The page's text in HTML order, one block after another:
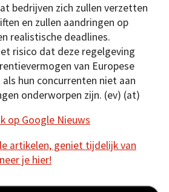
bedrijven zich zullen verzetten
en zullen aandringen op
realistische deadlines.
risico dat deze regelgeving
van Europese
hun concurrenten niet aan
onderworpen zijn. (ev) (at)
op Google Nieuws
artikelen, geniet tijdelijk van
je hier!